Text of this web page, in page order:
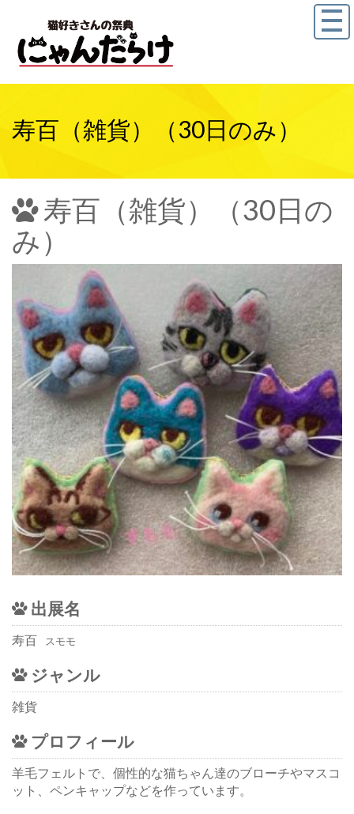
寿百（雑貨）（30日のみ）
寿百（雑貨）（30日の
み）
出展名
寿百 スモモ
ジャンル
雑貨
プロフィール
羊毛フェルトで、個性的な猫ちゃん達のブローチやマスコ
ット、ペンキャップなどを作っています。